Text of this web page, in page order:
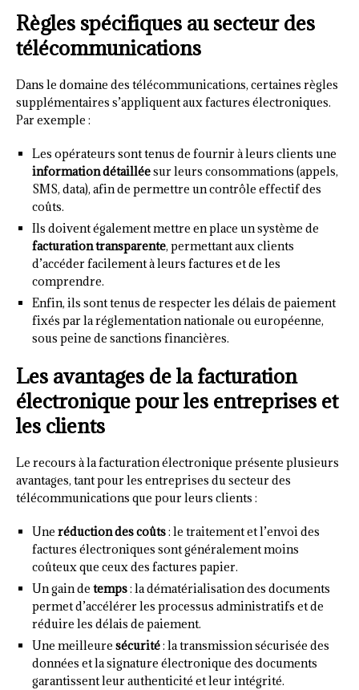
Règles spécifiques au secteur des
télécommunications
Dans le domaine des télécommunications, certaines règles
supplémentaires s’appliquent aux factures électroniques.
Par exemple :
Les opérateurs sont tenus de fournir à leurs clients une
information détailléesur leurs consommations (appels,
SMS, data), afin de permettre un contrôle effectif des
coûts.
Ils doivent également mettre en place un système de
facturation transparente, permettant aux clients
d’accéder facilement à leurs factures et de les
comprendre.
Enfin, ils sont tenus de respecter les délais de paiement
fixés par la réglementation nationale ou européenne,
sous peine de sanctions financières.
Les avantages de la facturation
électronique pour les entreprises et
les clients
Le recours à la facturation électronique présente plusieurs
avantages, tant pour les entreprises du secteur des
télécommunications que pour leurs clients :
Une réduction des coûts: le traitement et l’envoi des
factures électroniques sont généralement moins
coûteux que ceux des factures papier.
Un gain de temps: la dématérialisation des documents
permet d’accélérer les processus administratifs et de
réduire les délais de paiement.
Une meilleure sécurité: la transmission sécurisée des
données et la signature électronique des documents
garantissent leur authenticité et leur intégrité.